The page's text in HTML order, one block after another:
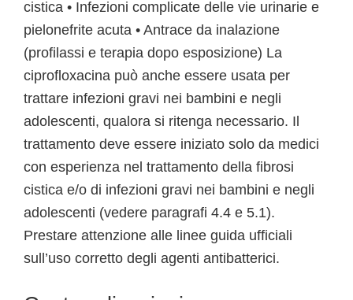
cistica • Infezioni complicate delle vie urinarie e
pielonefrite acuta • Antrace da inalazione
(profilassi e terapia dopo esposizione) La
ciprofloxacina può anche essere usata per
trattare infezioni gravi nei bambini e negli
adolescenti, qualora si ritenga necessario. Il
trattamento deve essere iniziato solo da medici
con esperienza nel trattamento della fibrosi
cistica e/o di infezioni gravi nei bambini e negli
adolescenti (vedere paragrafi 4.4 e 5.1).
Prestare attenzione alle linee guida ufficiali
sull’uso corretto degli agenti antibatterici.